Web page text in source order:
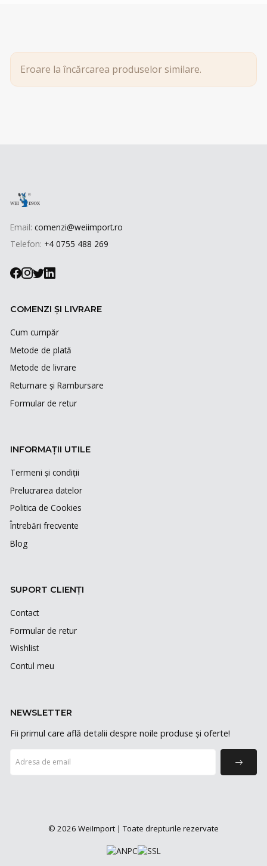
Eroare la încărcarea produselor similare.
Email: comenzi@weiimport.ro
Telefon: +4 0755 488 269
COMENZI ȘI LIVRARE
Cum cumpăr
Metode de plată
Metode de livrare
Returnare și Rambursare
Formular de retur
INFORMAȚII UTILE
Termeni și condiții
Prelucrarea datelor
Politica de Cookies
Întrebări frecvente
Blog
SUPORT CLIENȚI
Contact
Formular de retur
Wishlist
Contul meu
NEWSLETTER
Fii primul care află detalii despre noile produse și oferte!
© 2026 WeiImport | Toate drepturile rezervate